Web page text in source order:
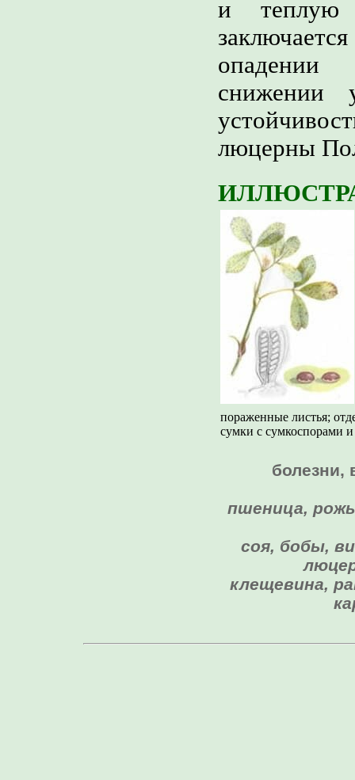
и теплую
опадении
снижении
люцерны
пораженные листья;
сумки с сумкоспорами
болезни,
пшеница,
соя, бобы,
клещевина,